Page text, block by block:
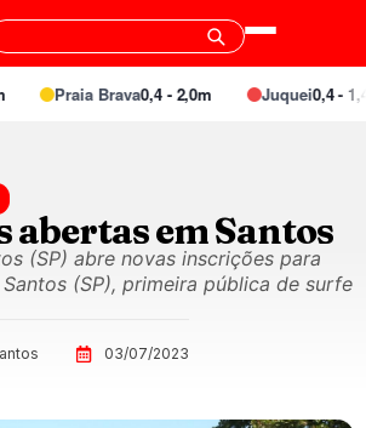
Praia Brava0,4 - 2,0m Juquei0,4 - 1,4m
abertas em Santos
(SP) abre novas inscrições para
(SP), primeira pública de surfe
03/07/2023